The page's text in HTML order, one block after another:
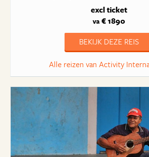
excl ticket
va€ 1890
BEKIJK DEZE REIS
Alle reizen van Activity